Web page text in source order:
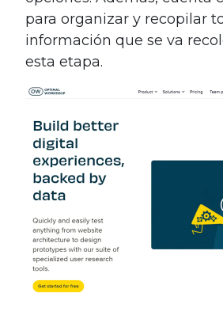
para organizar y recopilar
información que se va
esta etapa.